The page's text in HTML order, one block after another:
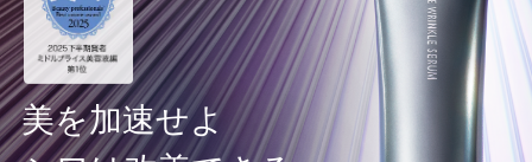
美を加速せよ